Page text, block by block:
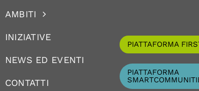
AMBITI
INIZIATIVE
NEWS ED EVENTI
CONTATTI
PIATTAFORMA
PIATTAFORMA